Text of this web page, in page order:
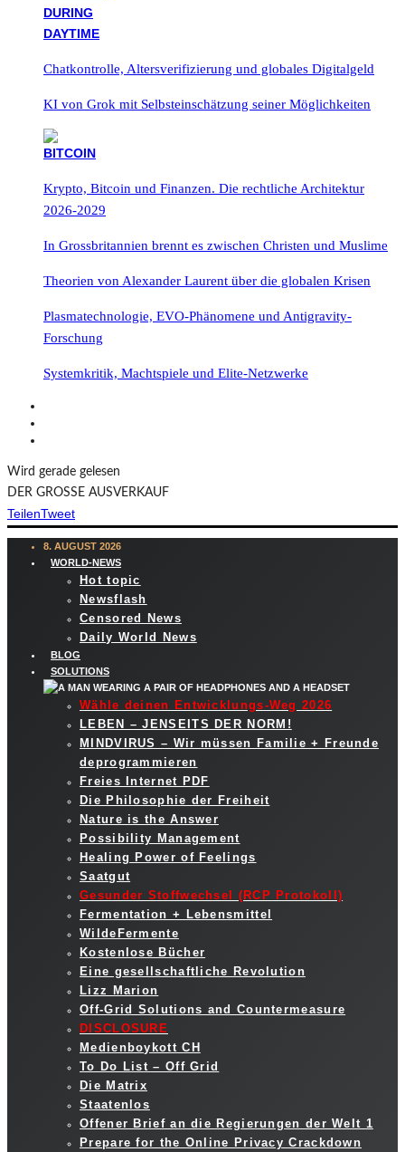
Chatkontrolle, Altersverifizierung und globales Digitalgeld
KI von Grok mit Selbsteinschätzung seiner Möglichkeiten
Krypto, Bitcoin und Finanzen. Die rechtliche Architektur
2026-2029
In Grossbritannien brennt es zwischen Christen und Muslime
Theorien von Alexander Laurent über die globalen Krisen
Plasmatechnologie, EVO-Phänomene und Antigravity-
Forschung
Systemkritik, Machtspiele und Elite-Netzwerke
Wird gerade gelesen
DER GROSSE AUSVERKAUF
TeilenTweet
8. AUGUST 2026
WORLD-NEWS
Hot topic
Newsflash
Censored News
Daily World News
BLOG
SOLUTIONS
Wähle deinen Entwicklungs-Weg 2026
LEBEN – JENSEITS DER NORM!
MINDVIRUS – Wir müssen Familie + Freunde
deprogrammieren
Freies Internet PDF
Die Philosophie der Freiheit
Nature is the Answer
Possibility Management
Healing Power of Feelings
Saatgut
Gesunder Stoffwechsel (RCP Protokoll)
Fermentation + Lebensmittel
WildeFermente
Kostenlose Bücher
Eine gesellschaftliche Revolution
Lizz Marion
Off-Grid Solutions and Countermeasure
DISCLOSURE
Medienboykott CH
To Do List – Off Grid
Die Matrix
Staatenlos
Offener Brief an die Regierungen der Welt 1
Prepare for the Online Privacy Crackdown